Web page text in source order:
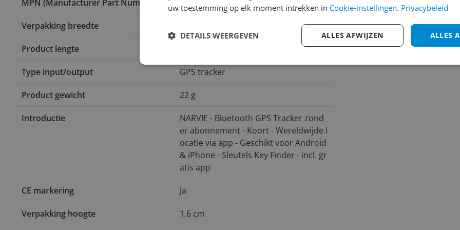
MPN (Manufacturer Part Number)
Verpakking breedte
Product lengte
Type input/output GPS tracker
Product gewicht 22 g
Introductie
NARVIE - Bluetooth GPS Tracker zond
er abonnement - Koort - Wereldwijde l
ocatie via app - Geschikt voor Android
& iPhone - Sleutels Key Finder - incl. gr
atis app
CE markering Ja
Verpakking hoogte 1,6 cm
uw toestemming op elk moment intrekken in Cookie-instellingen. Privacybeleid
ALLES
ALLES AFWIJZEN
DETAILS WEERGEVEN